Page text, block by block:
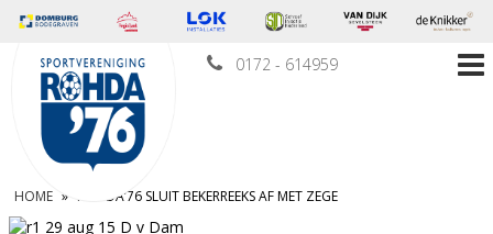
0172 - 614959
HOME » ROHDA’76 SLUIT BEKERREEKS AF MET ZEGE